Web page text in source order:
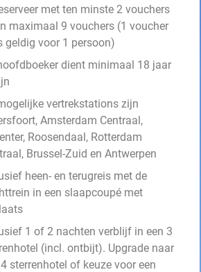
met ten minste 2 vouchers
maximaal 9 vouchers (1 voucher
geldig voor 1 persoon)
dient minimaal 18 jaar
vertrekstations zijn
Amsterdam Centraal,
Roosendaal, Rotterdam
Brussel-Zuid en Antwerpen
heen- en terugreis met de
in een slaapcoupé met
1 of 2 nachten verblijf in een 3
(incl. ontbijt). Upgrade naar
sterrenhotel of keuze voor een